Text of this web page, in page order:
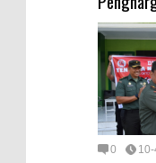
0